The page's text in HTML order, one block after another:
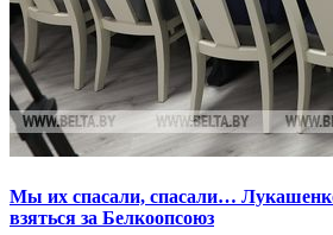
Мы их спасали, спасали…
взяться за Белкоопсоюз